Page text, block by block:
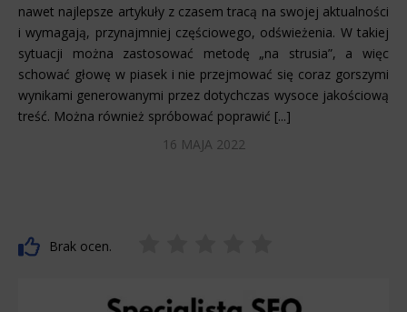
nawet najlepsze artykuły z czasem tracą na swojej aktualności
i wymagają, przynajmniej częściowego, odświeżenia. W takiej
sytuacji można zastosować metodę „na strusia”, a więc
schować głowę w piasek i nie przejmować się coraz gorszymi
wynikami generowanymi przez dotychczas wysoce jakościową
treść. Można również spróbować poprawić [...]
16 MAJA 2022
Brak ocen.